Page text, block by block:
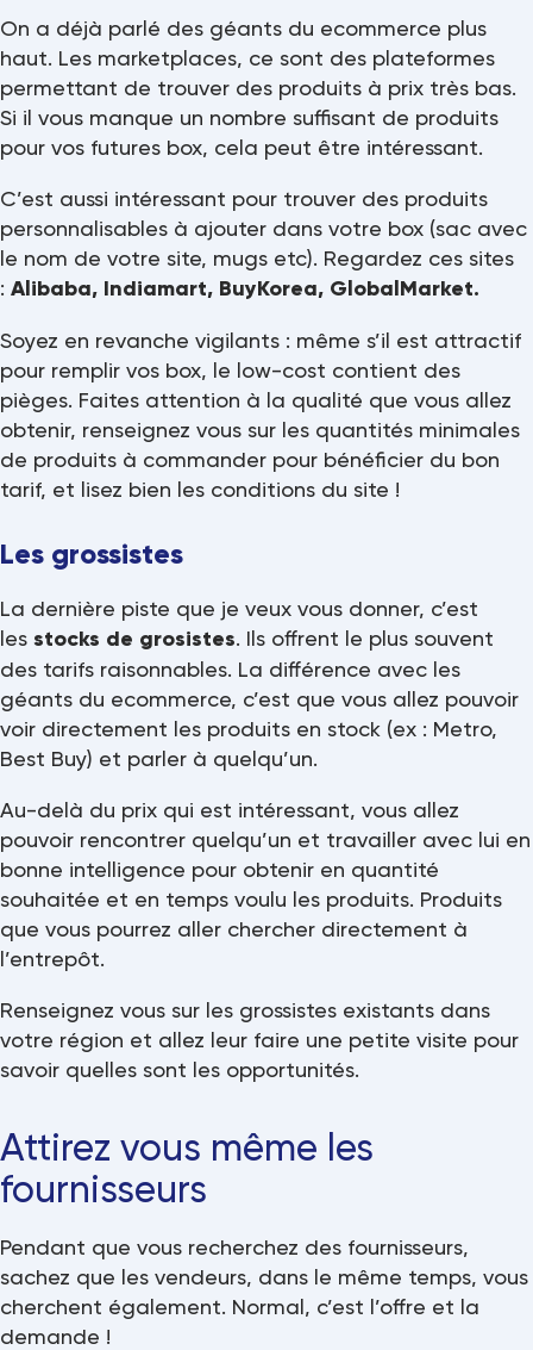
On a déjà parlé des géants du ecommerce plus
haut. Les marketplaces, ce sont des plateformes
permettant de trouver des produits à prix très bas.
Si il vous manque un nombre suffisant de produits
pour vos futures box, cela peut être intéressant.
C’est aussi intéressant pour trouver des produits
personnalisables à ajouter dans votre box (sac avec
le nom de votre site, mugs etc). Regardez ces sites
: Alibaba, Indiamart, BuyKorea, GlobalMarket.
Soyez en revanche vigilants : même s’il est attractif
pour remplir vos box, le low-cost contient des
pièges. Faites attention à la qualité que vous allez
obtenir, renseignez vous sur les quantités minimales
de produits à commander pour bénéficier du bon
tarif, et lisez bien les conditions du site !
Les grossistes
La dernière piste que je veux vous donner, c’est
les stocks de grosistes. Ils offrent le plus souvent
des tarifs raisonnables. La différence avec les
géants du ecommerce, c’est que vous allez pouvoir
voir directement les produits en stock (ex : Metro,
Best Buy) et parler à quelqu’un.
Au-delà du prix qui est intéressant, vous allez
pouvoir rencontrer quelqu’un et travailler avec lui en
bonne intelligence pour obtenir en quantité
souhaitée et en temps voulu les produits. Produits
que vous pourrez aller chercher directement à
l’entrepôt.
Renseignez vous sur les grossistes existants dans
votre région et allez leur faire une petite visite pour
savoir quelles sont les opportunités.
Attirez vous même les
fournisseurs
Pendant que vous recherchez des fournisseurs,
sachez que les vendeurs, dans le même temps, vous
cherchent également. Normal, c’est l’offre et la
demande !